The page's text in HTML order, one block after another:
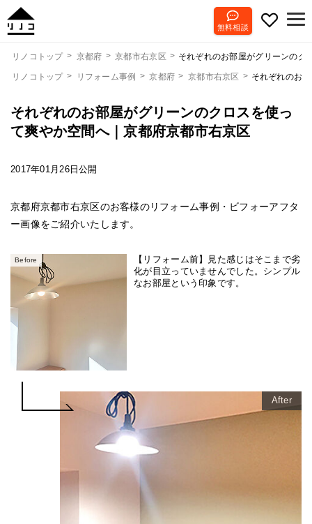
無料相談
リノコトップ 京都府 京都市右京区 それぞれのお部屋がグリーンのク
リノコトップ リフォーム事例 京都府 京都市右京区 それぞれのお
それぞれのお部屋がグリーンのクロスを使っ
て爽やか空間へ｜京都府京都市右京区
2017年01月26日公開
京都府京都市右京区のお客様のリフォーム事例・ビフォーアフタ
ー画像をご紹介いたします。
Before
【リフォーム前】見た感じはそこまで劣
化が目立っていませんでした。シンプル
なお部屋という印象です。
After